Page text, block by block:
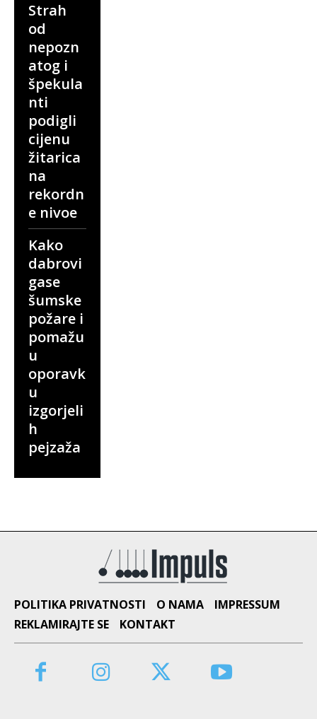
Strah
od
nepozn
atog i
špekula
nti
podigli
cijenu
žitarica
na
rekordn
e nivoe
Kako
dabrovi
gase
šumske
požare i
pomažu
u
oporavk
u
izgorjeli
h
pejzaža
POLITIKA PRIVATNOSTI O NAMA
IMPRESSUM
REKLAMIRAJTE SE
KONTAKT